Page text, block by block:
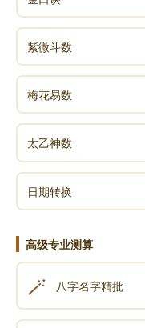
紫微斗数
梅花易数
太乙神数
日期转换
高级专业测算
🪄 八字名字精批